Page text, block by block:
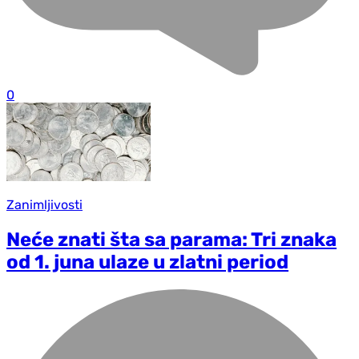
0
Zanimljivosti
Neće znati šta sa parama: Tri znaka
od 1. juna ulaze u zlatni period